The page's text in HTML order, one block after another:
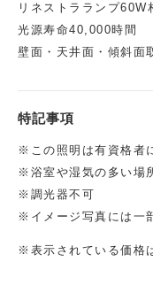
リネストラランプ60W
光源寿命40,000時間
壁面・天井面・傾斜面
特記事項
※この照明は有資格者
※浴室や湿気の多い場
※調光器不可
※イメージ写真には一
※表示されている価格